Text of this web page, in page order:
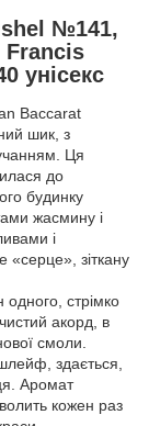
№141,
Francis
унісекс
Baccarat
шик, з
Ця
до
будинку
жасмину і
і
«серце», зіткану
стрімко
акорд, в
смоли.
здається,
Аромат
кожен раз